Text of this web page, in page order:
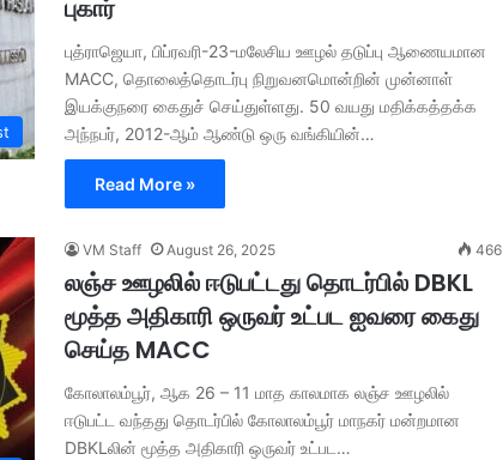
புகார்
புத்ராஜெயா, பிப்ரவரி-23-மலேசிய ஊழல் தடுப்பு ஆணையமான
MACC, தொலைத்தொடர்பு நிறுவனமொன்றின் முன்னாள்
இயக்குநரை கைதுச் செய்துள்ளது. 50 வயது மதிக்கத்தக்க
அந்நபர், 2012-ஆம் ஆண்டு ஒரு வங்கியின்…
Read More »
VM Staff August 26, 2025 466
லஞ்ச ஊழலில் ஈடுபட்டது தொடர்பில் DBKL
மூத்த அதிகாரி ஒருவர் உட்பட ஐவரை கைது
செய்த MACC
கோலாலம்பூர், ஆக 26 – 11 மாத காலமாக லஞ்ச ஊழலில்
ஈடுபட்ட வந்தது தொடர்பில் கோலாலம்பூர் மாநகர் மன்றமான
DBKLலின் மூத்த அதிகாரி ஒருவர் உட்பட…